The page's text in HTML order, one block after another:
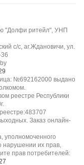
"Долфи ритейл", УНП
с/с, аг.Ждановичи, ул.
№692162000 выдано
реестре Республики
Заказ онлайн-
уполномоченного
нарушении их прав,
прав потребителей: